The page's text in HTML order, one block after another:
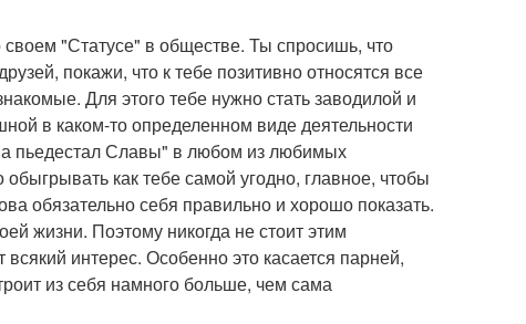
"Статусе" в обществе. Ты спросишь, что
покажи, что к тебе позитивно относятся все
Для этого тебе нужно стать заводилой и
в каком-то определенном виде деятельности
пьедестал Славы" в любом из любимых
как тебе самой угодно, главное, чтобы
обязательно себя правильно и хорошо показать.
жизни. Поэтому никогда не стоит этим
интерес. Особенно это касается парней,
из себя намного больше, чем сама